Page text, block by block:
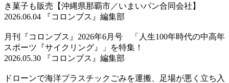
き菓子も販売【沖縄県那覇市／いまいパン合同会社】
2026.06.04 『コロンブス』編集部
月刊『コロンブス』2026年6月号 「人生100年時代の中高年
スポーツ『サイクリング』」を特集！
2026.05.30 『コロンブス』編集部
ドローンで海洋プラスチックごみを運搬、足場が悪く立ち入